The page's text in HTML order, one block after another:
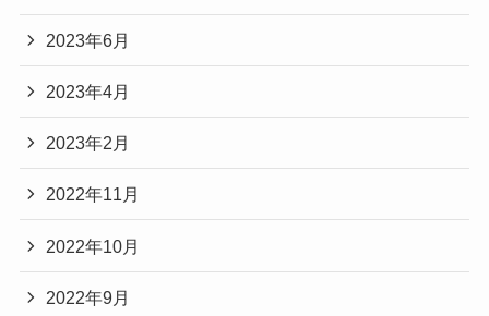
2023年6月
2023年4月
2023年2月
2022年11月
2022年10月
2022年9月